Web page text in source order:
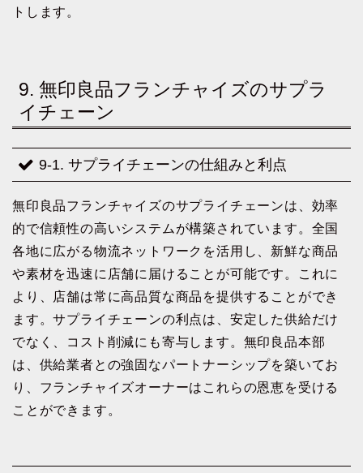
トします。
9. 無印良品フランチャイズのサプラ
イチェーン
9-1. サプライチェーンの仕組みと利点
無印良品フランチャイズのサプライチェーンは、効率
的で信頼性の高いシステムが構築されています。全国
各地に広がる物流ネットワークを活用し、新鮮な商品
や素材を迅速に店舗に届けることが可能です。これに
より、店舗は常に高品質な商品を提供することができ
ます。サプライチェーンの利点は、安定した供給だけ
でなく、コスト削減にも寄与します。無印良品本部
は、供給業者との強固なパートナーシップを築いてお
り、フランチャイズオーナーはこれらの恩恵を受ける
ことができます。